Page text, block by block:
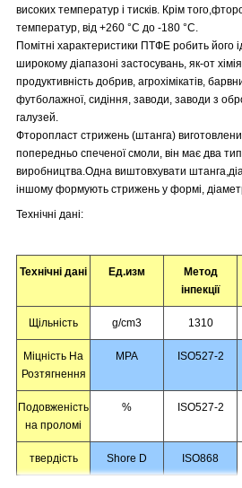
високих температур і тисків. Крім
температур, від +260 °C до -180 °C.
Помітні характеристики ПТФЕ робить його
широкому діапазоні застосувань, як-от
продуктивність добрив, агрохімікатів,
футболажної, сидіння, заводи, заводи з
галузей.
Фторопласт стрижень (штанга)
попередньо спеченої смоли, він має два
виробництва.Одна виштовхувати
іншому формують стрижень у формі,
Технічні дані:
Технічні дані Ед.изм
Метод
інпекції
Щільність g/cm3 1310
Міцність На
Розтягнення
MPA ISO527-2
Подовженість
на проломі
% ISO527-2
твердість Shore D ISO868